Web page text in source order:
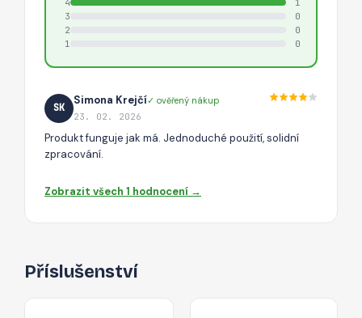
4
1
3
0
2
0
1
0
SK
Simona Krejčí✓ ověřený nákup
23. 02. 2026
Produkt funguje jak má. Jednoduché použití, solidní
zpracování.
Zobrazit všech 1 hodnocení →
Příslušenství